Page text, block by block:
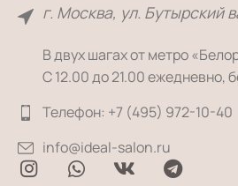
г. Москва, ул. Бутырский
В двух шагах от метро
С 12.00 до 21.00 ежедневно,
Телефон: +7 (495) 972-10-40
info@ideal-salon.ru